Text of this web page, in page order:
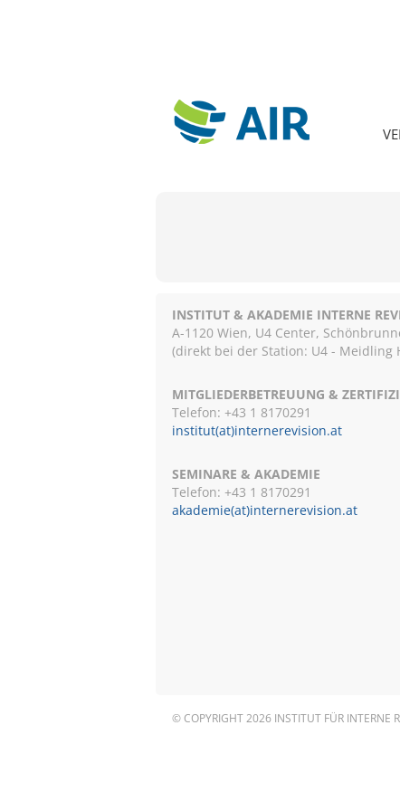
INSTITUT & AKADEMIE INTERNE
A-1120 Wien, U4 Center,
(direkt bei der Station: U4 - Meidling
MITGLIEDERBETREUUNG &
Telefon: +43 1 8170291
institut(at)internerevision.at
SEMINARE & AKADEMIE
Telefon: +43 1 8170291
akademie(at)internerevision.at
© COPYRIGHT 2026 INSTITUT FÜR INTERNE